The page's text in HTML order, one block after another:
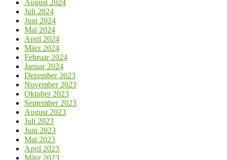
August 2024
Juli 2024
Juni 2024
Mai 2024
April 2024
März 2024
Februar 2024
Januar 2024
Dezember 2023
November 2023
Oktober 2023
September 2023
August 2023
Juli 2023
Juni 2023
Mai 2023
April 2023
März 2023